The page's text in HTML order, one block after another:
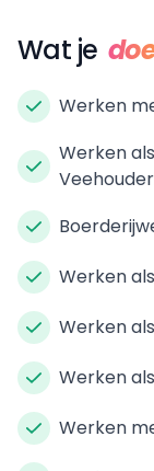
Wat je
Werken
Werken
Werken
Werken
Werken
Werken